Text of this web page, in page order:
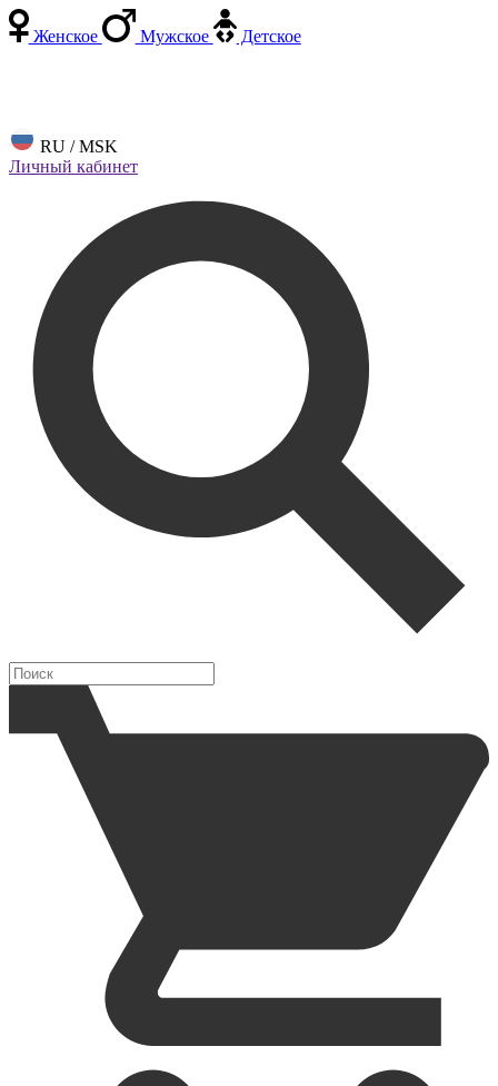
Женское Мужское Детское
RU / MSK
Личный кабинет